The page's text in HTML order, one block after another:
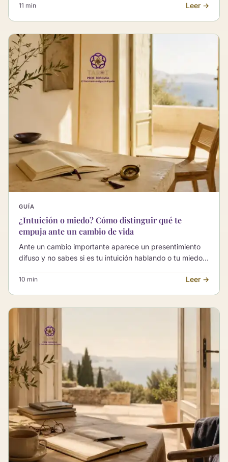
sin dogmas ni promesas.
11 min Leer →
GUÍA
¿Intuición o miedo? Cómo distinguir qué te
empuja ante un cambio de vida
Ante un cambio importante aparece un presentimiento
difuso y no sabes si es tu intuición hablando o tu miedo
otra para decidir con más calma.
10 min Leer →